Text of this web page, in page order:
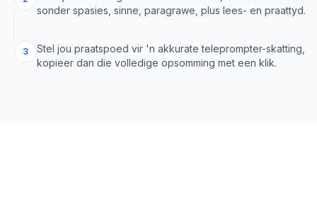
sonder spasies, sinne, paragrawe, plus lees- en praattyd.
3
Stel jou praatspoed vir 'n akkurate teleprompter-skatting,
kopieer dan die volledige opsomming met een klik.